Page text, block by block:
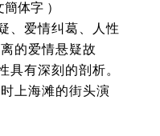
体字 ）
、爱情纠葛、人性
的爱情悬疑故
具有深刻的剖析。
上海滩的街头演